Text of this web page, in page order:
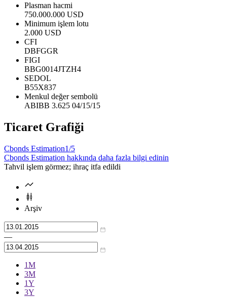
Plasman hacmi
750.000.000 USD
Minimum işlem lotu
2.000 USD
CFI
DBFGGR
FIGI
BBG0014JTZH4
SEDOL
B55X837
Menkul değer sembolü
ABIBB 3.625 04/15/15
Ticaret Grafiği
Cbonds Estimation1/5
Cbonds Estimation hakkında daha fazla bilgi edinin
Tahvil işlem görmez; ihraç itfa edildi
Arşiv
—
1М
3М
1Y
3Y